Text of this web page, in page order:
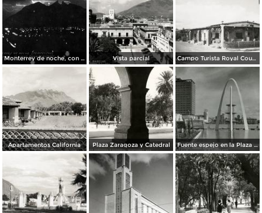
Monterrey de noche, con tempestad Vista parcial Campo Turista Royal Courts
Apartamentos California Plaza Zaragoza y Catedral Fuente espejo en la Plaza Zaragoza